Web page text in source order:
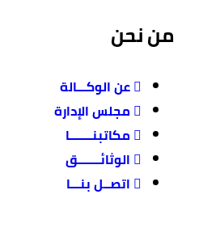
من نحن
عن الوكـــالة
مجلس الإدارة
مكاتبنـــــــا
الوثائـــــــق
اتصــل بنـــا